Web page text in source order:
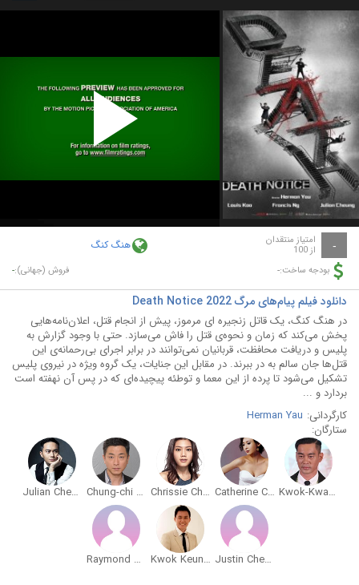
Play
Video
- امتیاز منتقدان
از 100 هنگ کنگ
بودجه ساخت:- فروش (جهانی):-
دانلود فیلم پیام‌های مرگ Death Notice 2022
در هنگ کنگ، یک قاتل زنجیره ای مرموز، پیش از انجام قتل، اعلان‌نامه‌‌هایی
پخش می‌کند که زمان و نحوه‌ی قتل را فاش می‌سازد. حتی با وجود گزارش به
پلیس و دریافت محافظت، قربانیان نمی‌توانند در برابر اجرای بی‌رحمانه‌ی این
قتل‌ها جان سالم به در ببرند. در مقابل این جنایات، یک گروه ویژه در نیروی پلیس
تشکیل می‌شود تا پرده از این معما و توطئه پیچیده‌ای که در پس آن نهفته است
بردارد و ...
کارگردانی: Herman Yau
ستارگان:
Kwok-Kwan Chan
Catherine Chau
Chrissie Chau
Chung-chi Cheung
Julian Cheung
Justin Cheung
Kwok Keung Cheung
Raymond Chiu